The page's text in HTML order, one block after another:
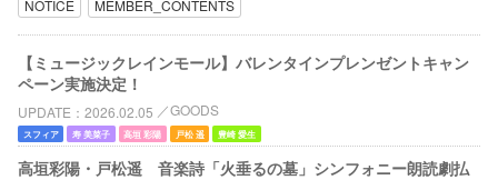
NOTICE
MEMBER_CONTENTS
【ミュージックレインモール】バレンタインプレンゼントキャン
ペーン実施決定！
UPDATE 2026.02.05 GOODS
スフィア 寿 美菜子 高垣 彩陽 戸松 遥 豊崎 愛生
高垣彩陽・戸松遥 音楽詩「火垂るの墓」シンフォニー朗読劇払